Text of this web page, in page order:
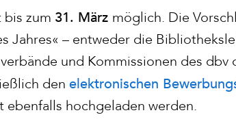
bis zum 31. März möglich. Die
Jahres« – entweder die
und Kommissionen des dbv
den elektronischen
hochgeladen werden.